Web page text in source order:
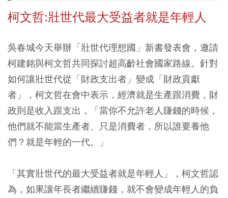
柯文哲:壯世代最大受益者就是年輕人
吳春城今天舉辦「壯世代理想國」新書發表會，邀請
柯建銘與柯文哲共同探討超高齡社會國家路線。針對
如何讓壯世代從「財政支出者」變成「財政貢獻
者」，柯文哲在會中表示，經濟就是生產跟消費，財
政則是收入跟支出，「當你不允許老人賺錢的時候，
他們就不能當生產者、只是消費者，所以誰要養他
們？就是年輕的一代。」
「其實壯世代的最大受益者就是年輕人」，柯文哲認
為，如果讓年長者繼續賺錢，就不會變成年輕人的負